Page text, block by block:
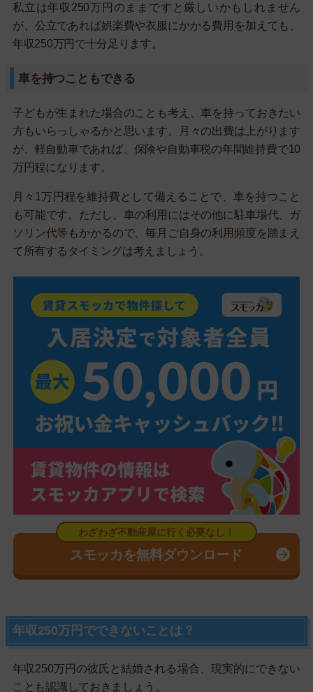
私立は年収250万円のままですと厳しいかもしれません
が、公立であれば娯楽費や衣服にかかる費用を加えても、
年収250万円で十分足ります。
車を持つこともできる
子どもが生まれた場合のことも考え、車を持っておきたい
方もいらっしゃるかと思います。月々の出費は上がります
が、軽自動車であれば、保険や自動車税の年間維持費で10
万円程になります。
月々1万円程を維持費として備えることで、車を持つこと
も可能です。ただし、車の利用にはその他に駐車場代、ガ
ソリン代等もかかるので、毎月ご自身の利用頻度を踏まえ
て所有するタイミングは考えましょう。
スモッカを無料ダウンロード
年収250万円でできないことは？
年収250万円の彼氏と結婚される場合、現実的にできない
ことも認識しておきましょう。